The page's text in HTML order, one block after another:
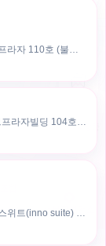
충청남도 천안시 서북구 검은들3길 60, 리치프라자 110호 (불당동)
충청남도 천안시 서북구 검은들1길 7, 포인트프라자빌딩 104호 (불당동)
충청남도 천안시 서북구 검은들3길 45, 이노스위트(inno suite) 102호 (불당동)